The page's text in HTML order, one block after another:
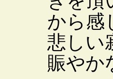
から感
悲しい
賑やか